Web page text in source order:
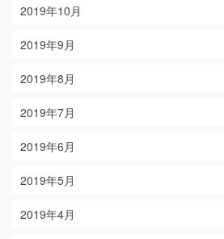
2019年10月
2019年9月
2019年8月
2019年7月
2019年6月
2019年5月
2019年4月